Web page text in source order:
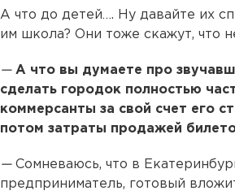
А что до детей…. Ну давайте их
им школа? Они тоже скажут, что
—А что вы думаете про
сделать городок полностью
коммерсанты за свой счет его
потом затраты продажей
—Сомневаюсь, что в
предприниматель, готовый